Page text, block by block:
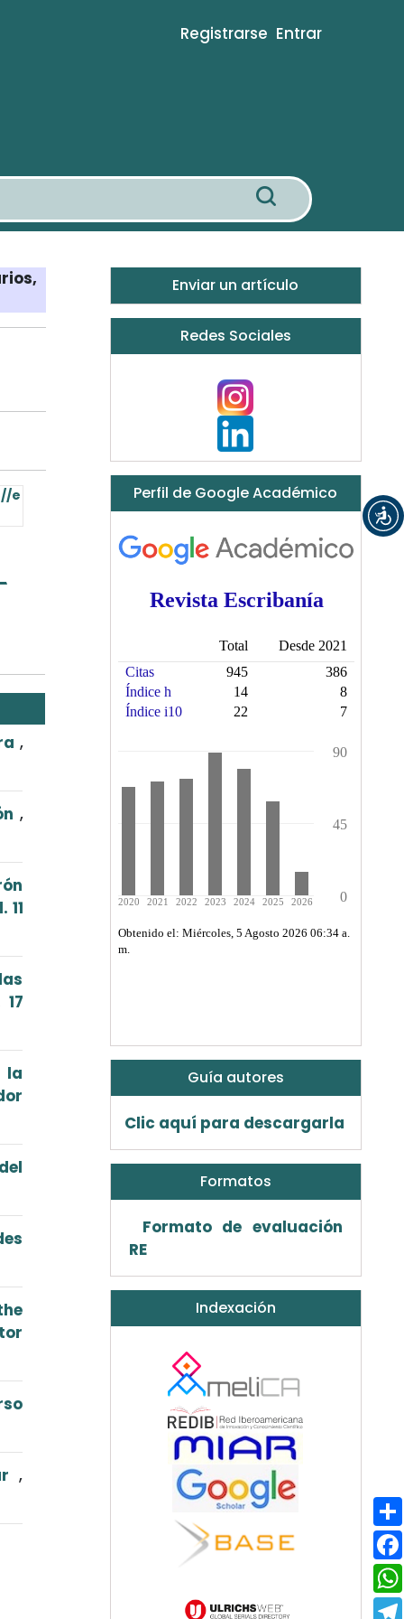
Registrarse Entrar
e
,
,
11
la
,
Enviar un artículo
Redes Sociales
Perfil de Google Académico
Guía autores
Clic aquí para descargarla
Formatos
Formato de evaluación
RE
Indexación